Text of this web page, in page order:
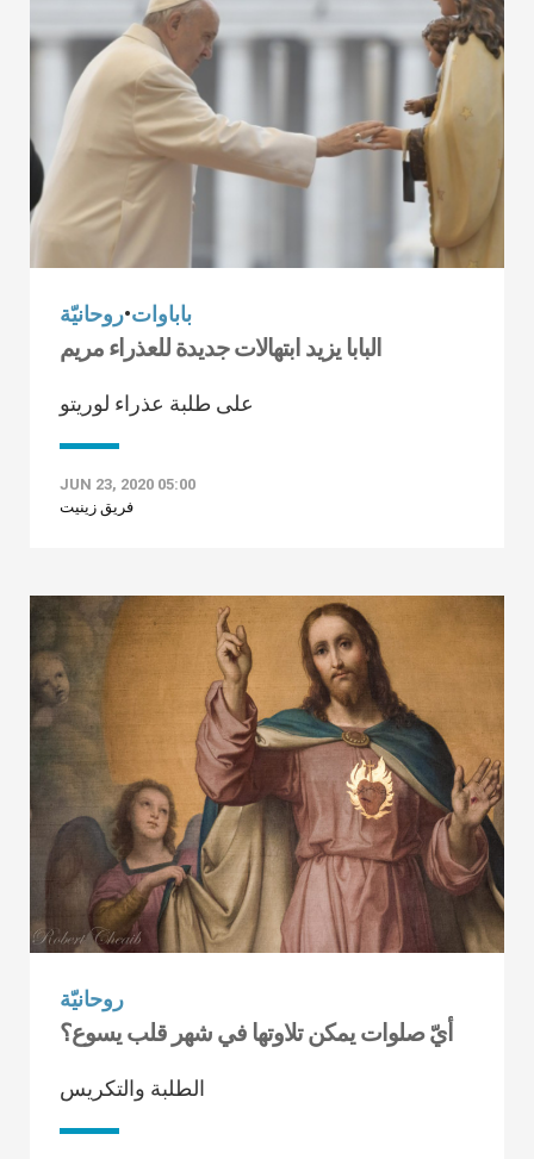
باباوات•روحانيّة
البابا يزيد ابتهالات جديدة للعذراء مريم
على طلبة عذراء لوريتو
JUN 23, 2020 05:00
فريق زينيت
روحانيّة
أيّ صلوات يمكن تلاوتها في شهر قلب يسوع؟
الطلبة والتكريس